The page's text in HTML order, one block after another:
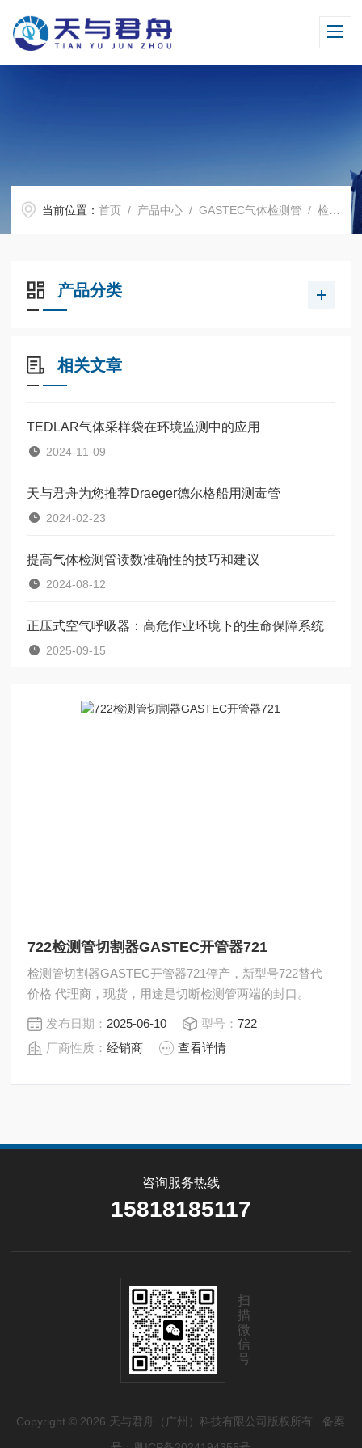
当前位置：首页 / 产品中心 /GASTEC气体检测管 /检测管切割器
产品分类
相关文章
TEDLAR气体采样袋在环境监测中的应用
2024-11-09
天与君舟为您推荐Draeger德尔格船用测毒管
2024-02-23
提高气体检测管读数准确性的技巧和建议
2024-08-12
正压式空气呼吸器：高危作业环境下的生命保障系统
2025-09-15
722检测管切割器GASTEC开管器721
检测管切割器GASTEC开管器721停产，新型号722替代
价格 代理商，现货，用途是切断检测管两端的封口。
发布日期： 2025-06-10 型号：722
厂商性质：经销商 查看详情
咨询服务热线
15818185117
扫
描
微
信
号
Copyright © 2026 天与君舟（广州）科技有限公司版权所有 备案